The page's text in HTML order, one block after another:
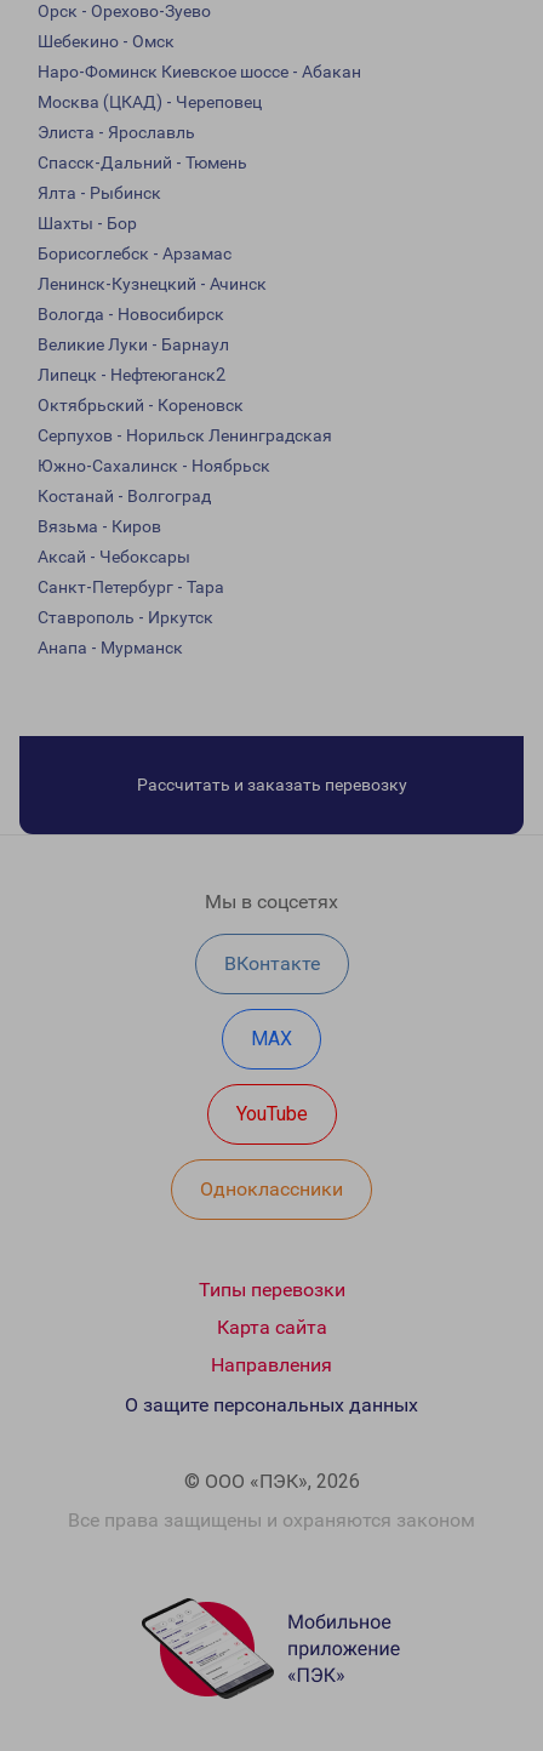
Орск - Орехово-Зуево
Шебекино - Омск
Наро-Фоминск Киевское шоссе - Абакан
Москва (ЦКАД) - Череповец
Элиста - Ярославль
Спасск-Дальний - Тюмень
Ялта - Рыбинск
Шахты - Бор
Борисоглебск - Арзамас
Ленинск-Кузнецкий - Ачинск
Вологда - Новосибирск
Великие Луки - Барнаул
Липецк - Нефтеюганск2
Октябрьский - Кореновск
Серпухов - Норильск Ленинградская
Южно-Сахалинск - Ноябрьск
Костанай - Волгоград
Вязьма - Киров
Аксай - Чебоксары
Санкт-Петербург - Тара
Ставрополь - Иркутск
Анапа - Мурманск
Рассчитать и заказать перевозку
Мы в соцсетях
ВКонтакте
MAX
YouTube
Одноклассники
Типы перевозки
Карта сайта
Направления
© ООО «ПЭК», 2026
Все права защищены и охраняются законом
О защите персональных данных